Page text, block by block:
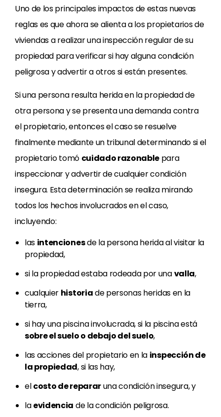
Uno de los principales impactos de estas nuevas
reglas es que ahora se alienta a los propietarios de
viviendas a realizar una inspección regular de su
propiedad para verificar si hay alguna condición
peligrosa y advertir a otros si están presentes.
Si una persona resulta herida en la propiedad de
otra persona y se presenta una demanda contra
el propietario, entonces el caso se resuelve
finalmente mediante un tribunal determinando si el
propietario tomó cuidado razonable para
inspeccionar y advertir de cualquier condición
insegura. Esta determinación se realiza mirando
todos los hechos involucrados en el caso,
incluyendo:
las intencionesde la persona herida al visitar la
propiedad,
si la propiedad estaba rodeada por unavalla,
cualquier historiade personas heridas en la
tierra,
si hay una piscina involucrada, si la piscina está
sobre el suelo o debajo del suelo,
las acciones del propietario en la inspección de
la propiedad, si las hay,
elcosto de repararuna condición insegura, y
laevidencia de la condición peligrosa.